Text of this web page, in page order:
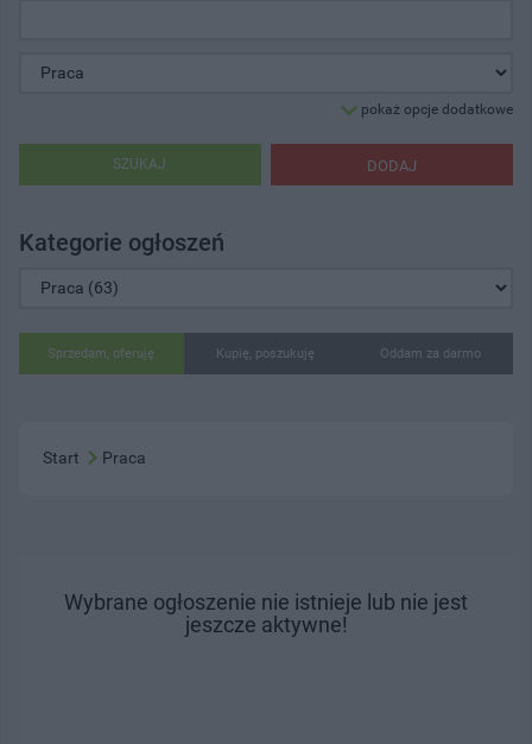
pokaż opcje dodatkowe
DODAJ
SZUKAJ
Kategorie ogłoszeń
Sprzedam, oferuję Kupię, poszukuję Oddam za darmo
Start Praca
Wybrane ogłoszenie nie istnieje lub nie jest
jeszcze aktywne!